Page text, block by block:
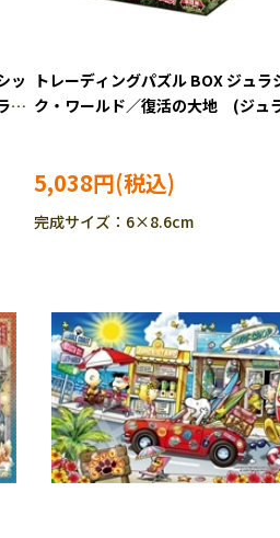
ッ
シ
トレーディングパズル BOX ジュラ
ク・ワールド／復活の大地 (ジュ
5,038円
完成サイズ：6×8.6cm